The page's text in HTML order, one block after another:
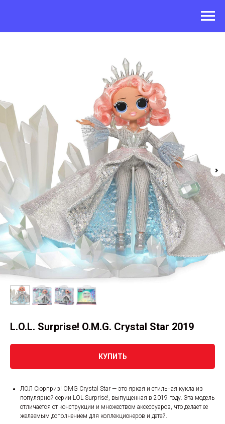
L.O.L. Surprise! O.M.G. Crystal Star 2019
КУПИТЬ
ЛОЛ Сюрприз! OMG Crystal Star — это яркая и стильная кукла из
популярной серии LOL Surprise!, выпущенная в 2019 году. Эта модель
отличается от конструкции и множеством аксессуаров, что делает ее
желаемым дополнением для коллекционеров и детей.